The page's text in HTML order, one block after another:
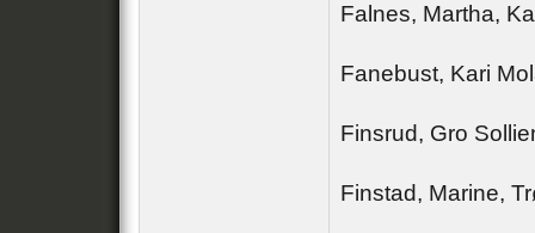
Falnes, Martha,
Fanebust, Kari
Finsrud, Gro
Finstad, Marine,